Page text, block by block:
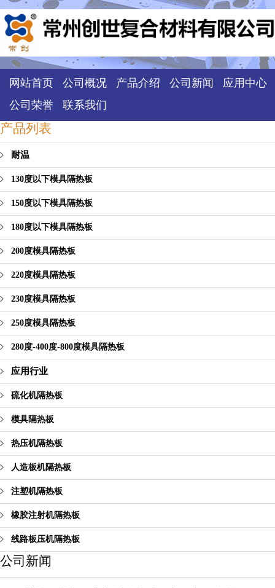
网站首页 公司概况 产品介绍 公司新闻
应用中心
公司荣誉
联系我们
产品列表
耐温
130度以下模具隔热板
150度以下模具隔热板
180度以下模具隔热板
200度模具隔热板
220度模具隔热板
230度模具隔热板
250度模具隔热板
280度-400度-800度模具隔热板
应用行业
硫化机隔热板
模具隔热板
热压机隔热板
人造板机隔热板
注塑机隔热板
橡胶注射机隔热板
线路板压机隔热板
公司新闻